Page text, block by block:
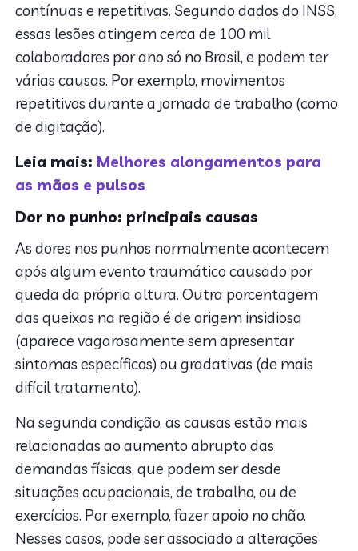
contínuas e repetitivas. Segundo dados do INSS,
essas lesões atingem cerca de 100 mil
colaboradores por ano só no Brasil, e podem ter
várias causas. Por exemplo, movimentos
repetitivos durante a jornada de trabalho (como
de digitação).
Leia mais: Melhores alongamentos para
as mãos e pulsos
Dor no punho: principais causas
As dores nos punhos normalmente acontecem
após algum evento traumático causado por
queda da própria altura. Outra porcentagem
das queixas na região é de origem insidiosa
(aparece vagarosamente sem apresentar
sintomas específicos) ou gradativas (de mais
difícil tratamento).
Na segunda condição, as causas estão mais
relacionadas ao aumento abrupto das
demandas físicas, que podem ser desde
situações ocupacionais, de trabalho, ou de
exercícios. Por exemplo, fazer apoio no chão.
Nesses casos, pode ser associado a alterações